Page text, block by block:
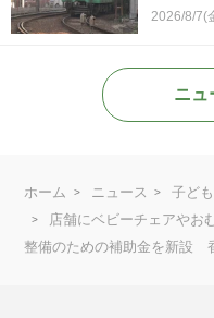
2026/8/7(
ニュ
ホーム ニュース
子ど
店舗にベビーチェアや
整備のための補助金を新設